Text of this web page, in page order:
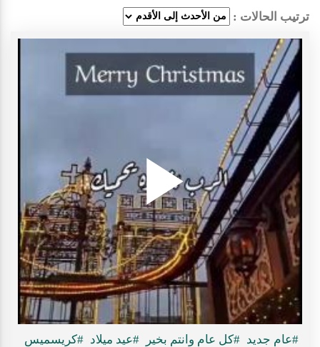
ترتيب الحالات :
Play
#عام جديد #كل عام وانتم بخير #عيد ميلاد #كريسميس